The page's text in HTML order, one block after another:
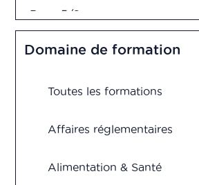
Bac +5/6
Diplôme d'ingénieur
Domaine de formation
Toutes les formations
Affaires réglementaires
Alimentation & Santé